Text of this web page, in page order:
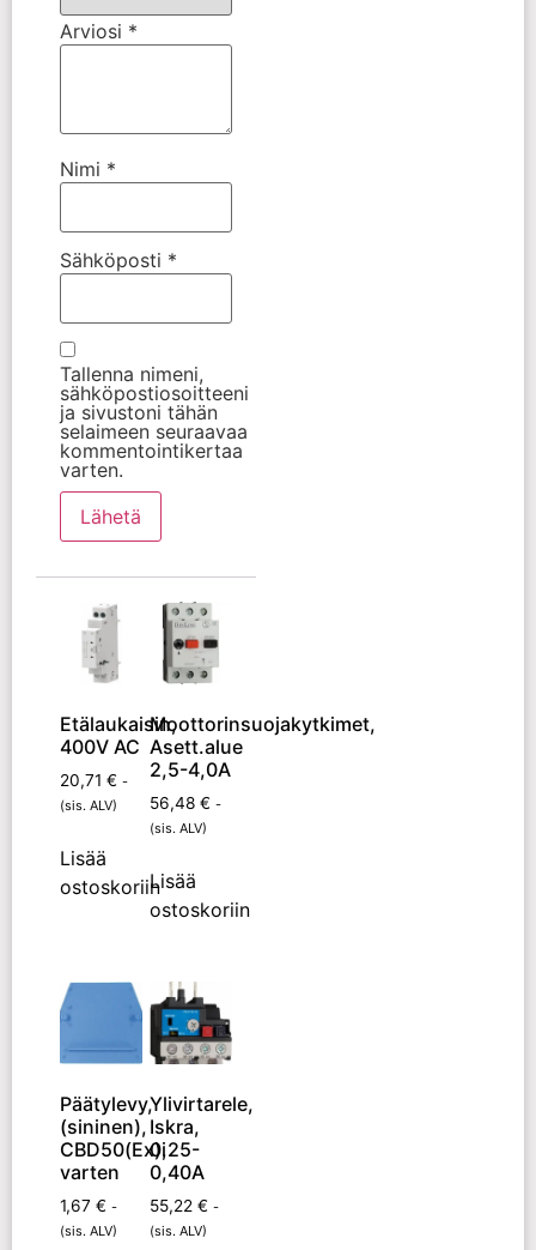
Arviosi *
Nimi *
Sähköposti *
Tallenna nimeni,
sähköpostiosoitteeni
ja sivustoni tähän
selaimeen seuraavaa
kommentointikertaa
varten.
Etälaukaisin,
400V AC
20,71 € -
(sis. ALV)
Lisää
ostoskoriin
Moottorinsuojakytkimet,
Asett.alue
2,5-4,0A
56,48 € -
(sis. ALV)
Lisää
ostoskoriin
Päätylevy,
(sininen),
CBD50(Ex)i
varten
1,67 € -
(sis. ALV)
Ylivirtarele,
Iskra,
0,25-
0,40A
55,22 € -
(sis. ALV)